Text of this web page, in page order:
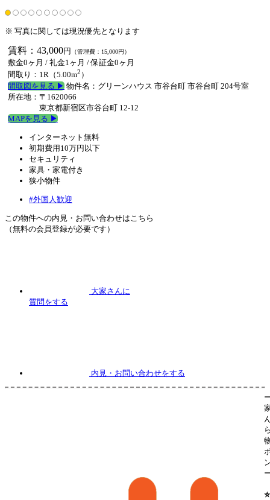
※ 写真に関しては現況優先となります
賃料：43,000円 （管理費：15,000円）
敷金0ヶ月 / 礼金1ヶ月 /保証金0ヶ月
間取り：1R（5.00m2 ）
間取図を見る ▶︎ 物件名：グリーンハウス 市谷台町 市谷台町 204号室
所在地：〒1620066
東京都新宿区市谷台町 12-12
MAPを見る ▶︎
インターネット無料
初期費用10万円以下
セキュリティ
家具・家電付き
狭小物件
#外国人歓迎
この物件への内見・お問い合わせはこちら
（無料の会員登録が必要です）
大家さんに
質問をする
内見 ・お問い合わせをする